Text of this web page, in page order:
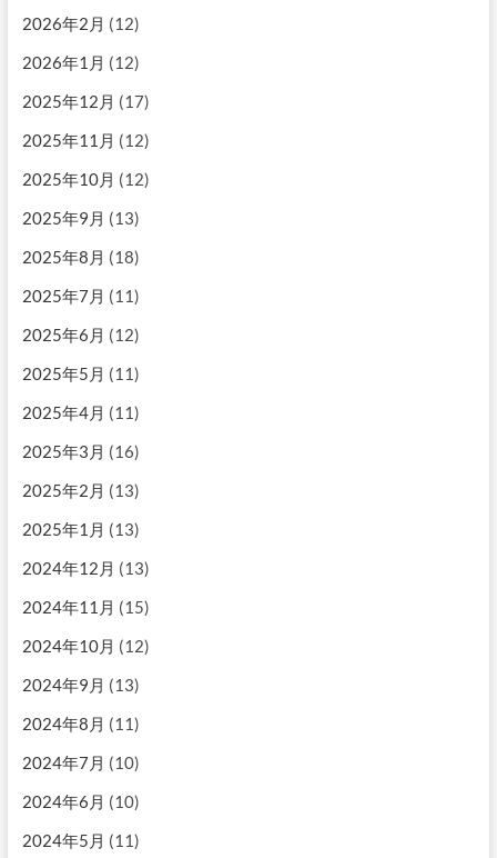
2026年2月 (12)
2026年1月 (12)
2025年12月 (17)
2025年11月 (12)
2025年10月 (12)
2025年9月 (13)
2025年8月 (18)
2025年7月 (11)
2025年6月 (12)
2025年5月 (11)
2025年4月 (11)
2025年3月 (16)
2025年2月 (13)
2025年1月 (13)
2024年12月 (13)
2024年11月 (15)
2024年10月 (12)
2024年9月 (13)
2024年8月 (11)
2024年7月 (10)
2024年6月 (10)
2024年5月 (11)